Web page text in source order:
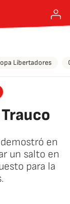
Libertadores
en
un salto en
para la